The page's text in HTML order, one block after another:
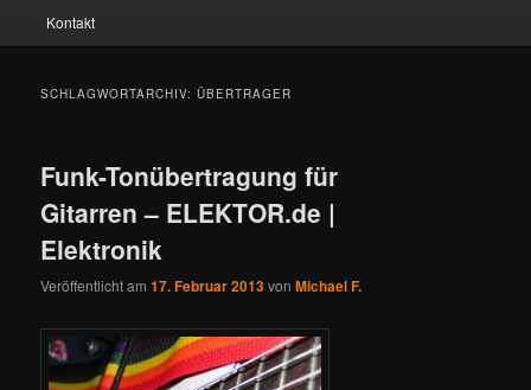
Kontakt
SCHLAGWORTARCHIV:ÜBERTRAGER
Funk-Tonübertragung für
Gitarren – ELEKTOR.de |
Elektronik
Veröffentlicht am17. Februar 2013vonMichael F.